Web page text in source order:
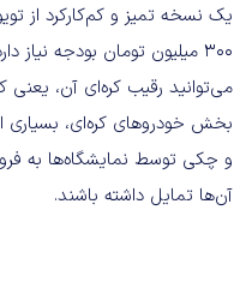
300 میلیون تومان بودجه نیاز
می‌توانید رقیب کره‌ای آن، یعنی
بخش خودروهای کره‌ای، بسیاری
و چکی توسط نمایشگاه‌ها به
آن‌ها تمایل داشته باشند.